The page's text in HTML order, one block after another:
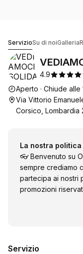
ServizioSu di noiGalleria
4.9
Orari di
Aperto · Chiude alle
Via Vittorio
Corsico, Lombardia
La nostra
👓 Benvenuto su
sempre crediamo
partecipa ai nostri
promozioni
Servizio